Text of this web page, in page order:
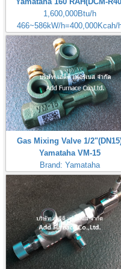
1,600,000Btu/h
466~586kW/h=400,000Kcah/
Airheat:Max Temperature
400℃,750℉
Gas Mixing Valve 1/
Yamataha VM-15
Brand: Yamataha